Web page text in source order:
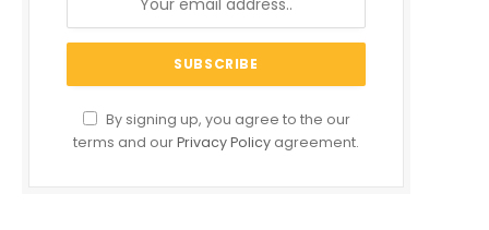
By signing up, you agree to the our
terms and ourPrivacy Policy agreement.